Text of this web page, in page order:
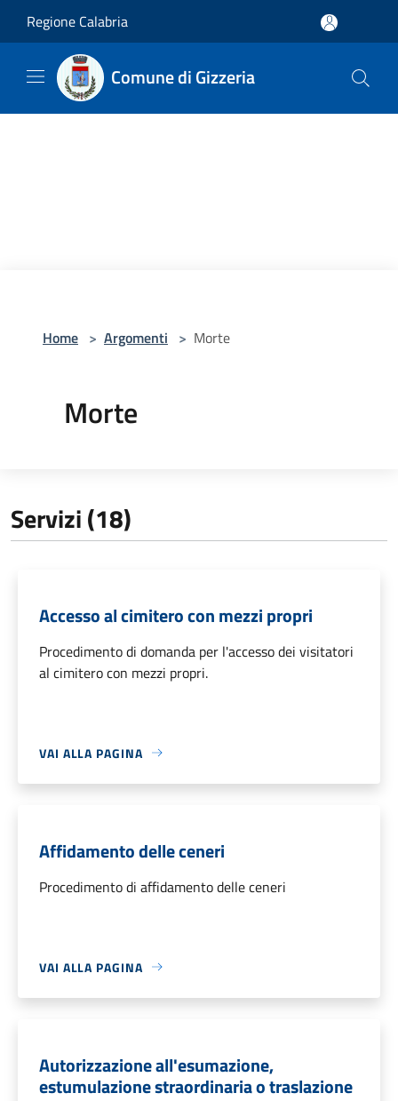
Regione Calabria
Comune di Gizzeria
Home > Argomenti > Morte
Morte
Servizi (18)
Accesso al cimitero con mezzi propri
Procedimento di domanda per l'accesso dei visitatori
al cimitero con mezzi propri.
VAI ALLA PAGINA
Affidamento delle ceneri
Procedimento di affidamento delle ceneri
VAI ALLA PAGINA
Autorizzazione all'esumazione,
estumulazione straordinaria o traslazione